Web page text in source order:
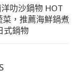
叻沙鍋物 HOT
，推薦海鮮鍋煮
式鍋物